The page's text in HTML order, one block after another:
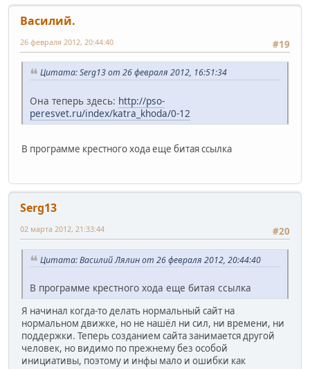
Василий.
#19
26 февраля 2012, 20:44:40
Цитата: Serg13 от 26 февраля 2012, 16:51:34
Она теперь здесь: http://pso-
peresvet.ru/index/katra_khoda/0-12
В программе крестного хода еще битая ссылка
Serg13
#20
02 марта 2012, 21:33:44
Цитата: Василий Лялин от 26 февраля 2012, 20:44:40
В программе крестного хода еще битая ссылка
Я начинал когда-то делать нормальный сайт на
нормальном движке, но не нашёл ни сил, ни времени, ни
поддержки. Теперь созданием сайта занимается другой
человек, но видимо по прежнему без особой
инициативы, поэтому и инфы мало и ошибки как